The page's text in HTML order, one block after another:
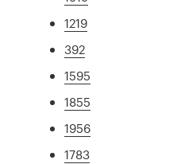
1219
392
1595
1855
1956
1783